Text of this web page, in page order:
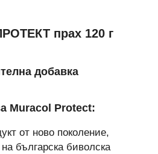
прах 120 г
добавка
Muracol Protect:
от ново поколение,
българска биволска